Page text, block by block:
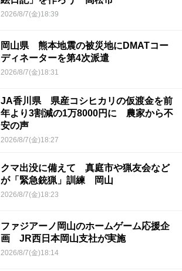
2026/8/7(金)18:39
岡山県 熊本地震の被災地にDMATコー
ディネーターを第4次派遣
2026/8/7(金)18:31
JA香川県 県産コシヒカリの仮渡金を前
年より3割減の1万8000円に 農家から不
安の声
2026/8/7(金)18:27
クマ出没に備えて 真庭市や猟友会など
が「緊急銃猟」訓練 岡山
2026/8/7(金)18:23
ファジアーノ岡山のホームゲーム応援企
画 JR西日本岡山支社が実施
2026/8/7(金)18:14